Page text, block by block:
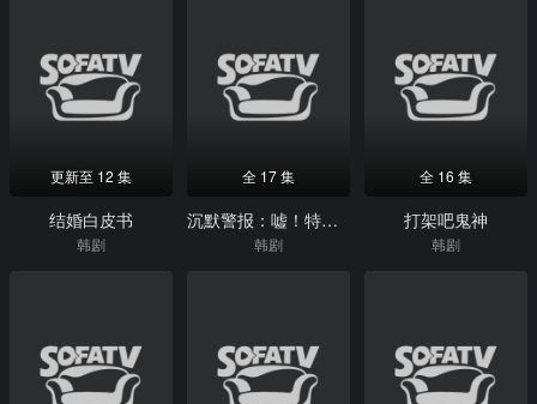
更新至 12 集
结婚白皮书
韩剧
全 17 集
沉默警报：嘘！特别报道开始
韩剧
全 16 集
打架吧鬼神
韩剧